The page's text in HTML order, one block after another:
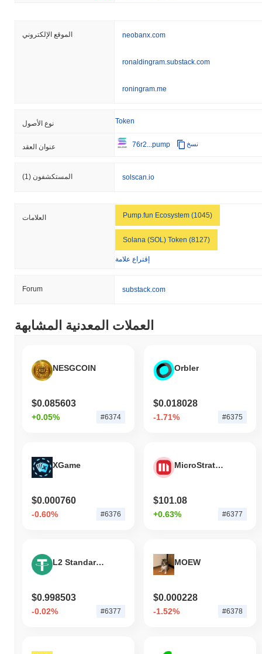
الموقع الإلكتروني neobanx.com
ronaldingram.substack.com
roningram.me
نوع الأصول Token
عنوان العقد 76r2...pump نسخ
المستكشفون (1) solscan.io
العلامات Pump.fun Ecosystem (1045)
Solana (SOL) Token (8127)
إقتراع علامة
Forum substack.com
العملات المعدنية المشابهة
NESGCOIN
$0.085603
+0.05% #6374
Orbler
$0.018028
-1.71% #6375
XGame
$0.000760
-0.60% #6376
MicroStrategy Tokenized Stock (Ondo)
$101.08
+0.63% #6377
L2 Standard Bridged USDT (Base)
$0.998503
-0.02% #6377
MOEW
$0.000228
-1.52% #6378